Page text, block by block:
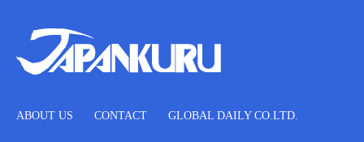
ABOUT US CONTACT GLOBAL DAILY CO.LTD.